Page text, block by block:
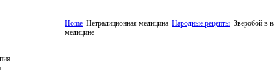
Home Нетрадиционная медицина Народные рецепты Зверобой в
медицине